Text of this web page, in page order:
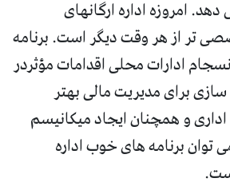
امروزه اداره ارگانهای
تر از هر وقت دیگر است. برنامه
ادارات محلی اقدامات مؤثردر
برای مدیریت مالی بهتر
و همچنان ایجاد میکانیسم
توان برنامه های خوب اداره